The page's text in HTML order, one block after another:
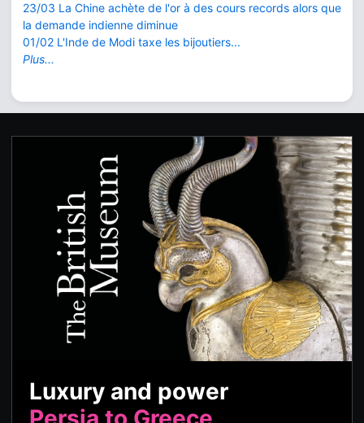
23/03 La Chine achète de l'or à des cours records alors que
la demande indienne diminue
01/02 L'Inde de Modi taxe les bijoutiers...
Plus...
Luxury and power